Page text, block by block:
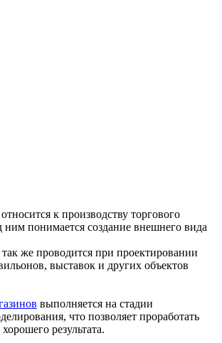
к производству торгового
ним понимается создание внешнего вида
же проводится при проектировании
выставок и других объектов
выполняется на стадии
что позволяет проработать
результата.